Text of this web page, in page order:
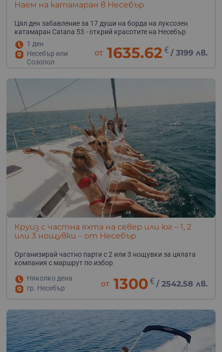
Наем на катамаран в Несебър
Цял ден забавление за 17 души на борда на луксозен
катамаран Catana 53 - открий красотите на Несебър
1 ден
Несебър или
Созопол
от 1635.62 € /3199 лв.
Круиз с частна яхта на север или юг – 1, 2
или 3 нощувки – от Несебър
Организирай частно парти с 2 или 3 нощувки за цялата
компания с маршрут по избор
Няколко дена
гр. Несебър
от 1300 € / 2542.58 лв.